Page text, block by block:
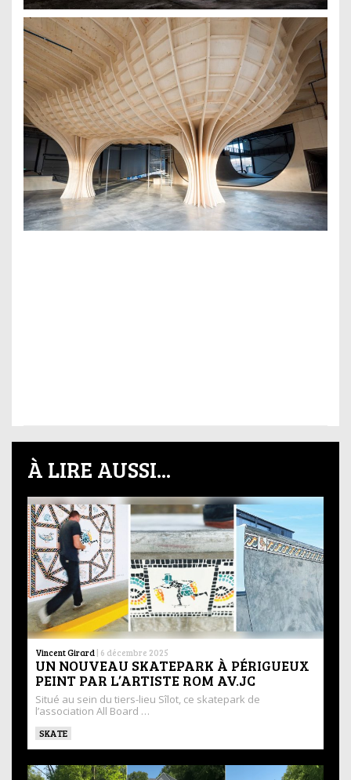
À LIRE AUSSI...
Vincent Girard | 6 décembre 2025
UN NOUVEAU SKATEPARK À PÉRIGUEUX
PEINT PAR L’ARTISTE ROM AV.JC
Situé au sein du tiers-lieu Sîlot, ce skatepark de
l’association All Board …
SKATE